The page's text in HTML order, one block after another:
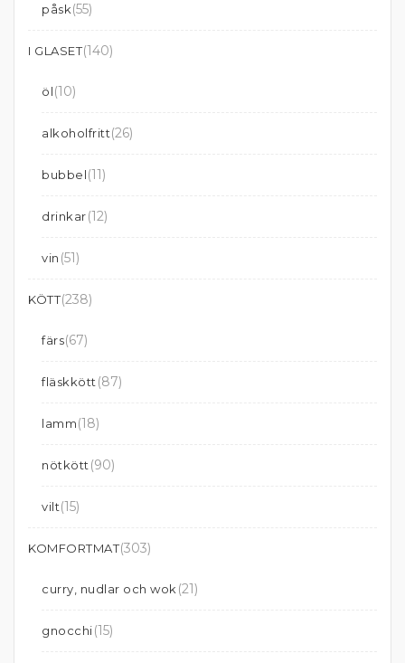
påsk(55)
I GLASET(140)
öl(10)
alkoholfritt(26)
bubbel(11)
drinkar(12)
vin (51)
KÖTT(238)
färs(67)
fläskkött (87)
lamm(18)
nötkött (90)
vilt(15)
KOMFORTMAT(303)
curry, nudlar och wok (21)
gnocchi(15)